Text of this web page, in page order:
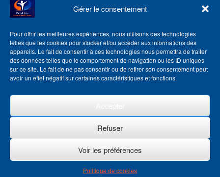
Gérer le consentement
Pour offrir les meilleures expériences, nous utilisons des technologies
telles que les cookies pour stocker et/ou accéder aux informations des
appareils. Le fait de consentir à ces technologies nous permettra de traiter
des données telles que le comportement de navigation ou les ID uniques
sur ce site. Le fait de ne pas consentir ou de retirer son consentement peut
avoir un effet négatif sur certaines caractéristiques et fonctions.
Refuser
Voir les préférences
Politique de cookies
Suivez l’Académie EquilibreSante
Theme bySiteOrigin